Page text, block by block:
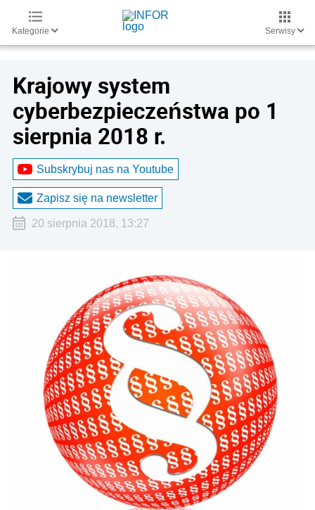
Kategorie Serwisy
Krajowy system
cyberbezpieczeństwa po 1
sierpnia 2018 r.
Subskrybuj nas na Youtube
Zapisz się na newsletter
20 sierpnia 2018, 13:27